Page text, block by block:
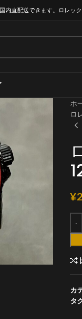
内直配送できます。ロレッ
ホ
ロ
¥
カ
タ